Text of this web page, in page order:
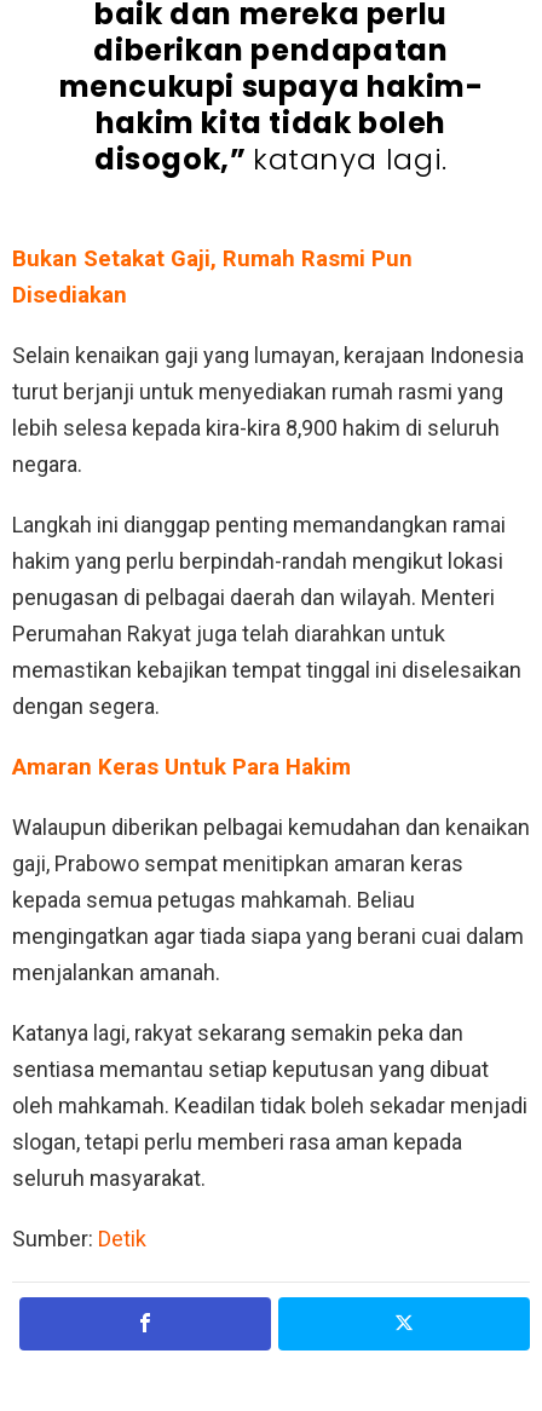
baik dan mereka perlu
diberikan pendapatan
mencukupi supaya hakim-
hakim kita tidak boleh
disogok,” katanya lagi.
Bukan Setakat Gaji, Rumah Rasmi Pun
Disediakan
Selain kenaikan gaji yang lumayan, kerajaan Indonesia
turut berjanji untuk menyediakan rumah rasmi yang
lebih selesa kepada kira-kira 8,900 hakim di seluruh
negara.
Langkah ini dianggap penting memandangkan ramai
hakim yang perlu berpindah-randah mengikut lokasi
penugasan di pelbagai daerah dan wilayah. Menteri
Perumahan Rakyat juga telah diarahkan untuk
memastikan kebajikan tempat tinggal ini diselesaikan
dengan segera.
Amaran Keras Untuk Para Hakim
Walaupun diberikan pelbagai kemudahan dan kenaikan
gaji, Prabowo sempat menitipkan amaran keras
kepada semua petugas mahkamah. Beliau
mengingatkan agar tiada siapa yang berani cuai dalam
menjalankan amanah.
Katanya lagi, rakyat sekarang semakin peka dan
sentiasa memantau setiap keputusan yang dibuat
oleh mahkamah. Keadilan tidak boleh sekadar menjadi
slogan, tetapi perlu memberi rasa aman kepada
seluruh masyarakat.
Sumber: Detik